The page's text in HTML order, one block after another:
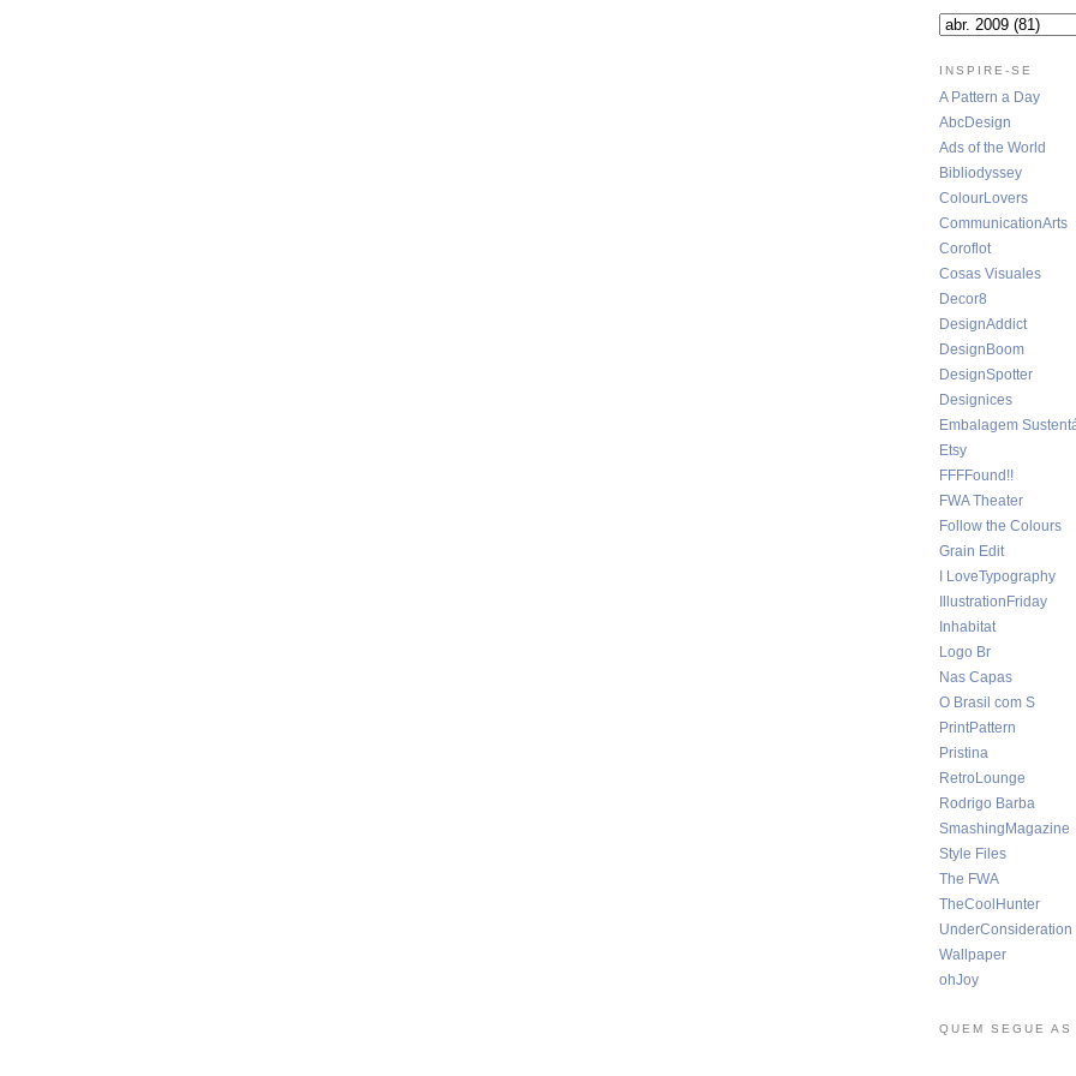
INSPIRE-SE
A Pattern a Day
AbcDesign
Ads of the World
Bibliodyssey
ColourLovers
CommunicationArts
Coroflot
Cosas Visuales
Decor8
DesignAddict
DesignBoom
DesignSpotter
Designices
Embalagem
Etsy
FFFFound!!
FWA Theater
Follow the Colours
Grain Edit
I LoveTypography
IllustrationFriday
Inhabitat
Logo Br
Nas Capas
O Brasil com S
PrintPattern
Pristina
RetroLounge
Rodrigo Barba
SmashingMagazine
Style Files
The FWA
TheCoolHunter
UnderConsideration
Wallpaper
ohJoy
QUEM SEGUE